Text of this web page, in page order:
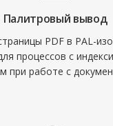
Палитровый вывод
PDF в PAL-
процессов с
при работе с